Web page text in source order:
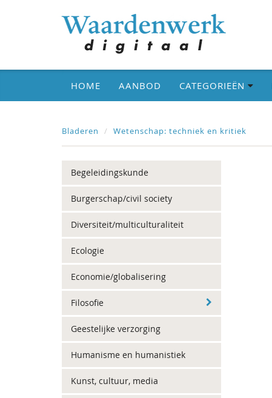
HOME AANBOD CATEGORIEËN
Bladeren Wetenschap: techniek en kritiek
Begeleidingskunde
Burgerschap/civil society
Diversiteit/multiculturaliteit
Ecologie
Economie/globalisering
Filosofie
Geestelijke verzorging
Humanisme en humanistiek
Kunst, cultuur, media